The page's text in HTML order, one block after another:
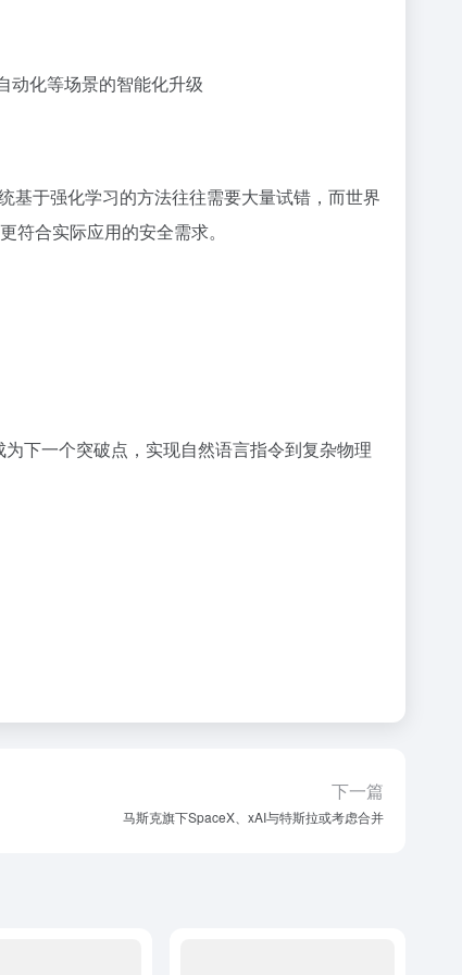
动化等场景的智能化升级
基于强化学习的方法往往需要大量试错，而世界
符合实际应用的安全需求。
下一个突破点，实现自然语言指令到复杂物理
下一篇
马斯克旗下SpaceX、xAI与特斯拉或考虑合并